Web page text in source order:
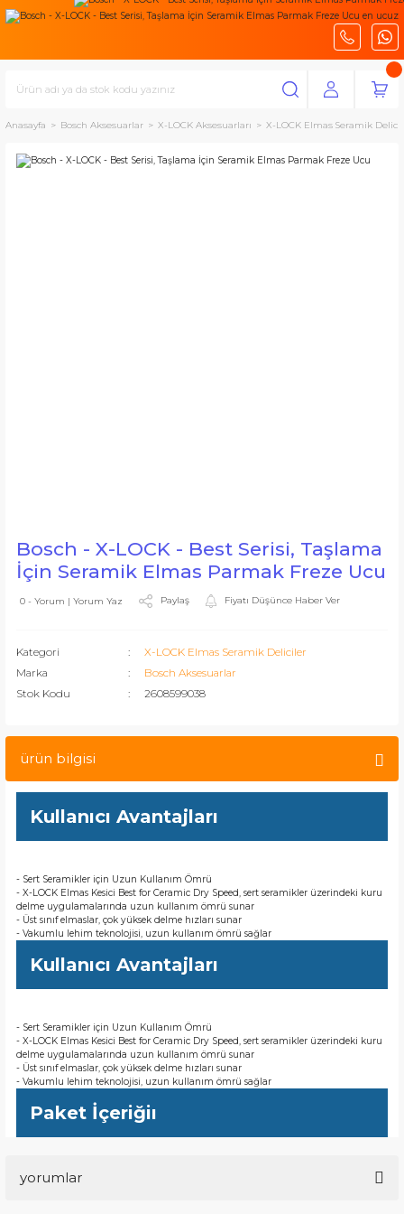
Anasayfa Bosch Aksesuarlar X-LOCK Aksesuarları X-LOCK Elmas Seramik
Bosch - X-LOCK - Best Serisi, Taşlama
İçin Seramik Elmas Parmak Freze Ucu
0 - Yorum | Yorum Yaz Paylaş Fiyatı Düşünce Haber Ver
Kategori
X-LOCK Elmas Seramik Deliciler
Marka
Bosch Aksesuarlar
Stok Kodu
2608599038
ürün bilgisi
Kullanıcı Avantajları
- Sert Seramikler için Uzun Kullanım Ömrü
- X-LOCK Elmas Kesici Best for Ceramic Dry Speed, sert seramikler üzerindeki kuru
delme uygulamalarında uzun kullanım ömrü sunar
- Üst sınıf elmaslar, çok yüksek delme hızları sunar
- Vakumlu lehim teknolojisi, uzun kullanım ömrü sağlar
Kullanıcı Avantajları
- Sert Seramikler için Uzun Kullanım Ömrü
- X-LOCK Elmas Kesici Best for Ceramic Dry Speed, sert seramikler üzerindeki kuru
delme uygulamalarında uzun kullanım ömrü sunar
- Üst sınıf elmaslar, çok yüksek delme hızları sunar
- Vakumlu lehim teknolojisi, uzun kullanım ömrü sağlar
Paket İçeriğiı
yorumlar